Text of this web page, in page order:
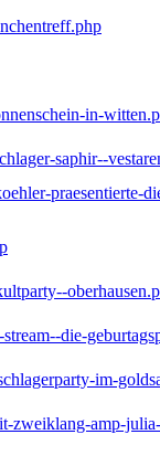
in-
saphir--
praesentierte-
die-
im-
zweiklang-amp-